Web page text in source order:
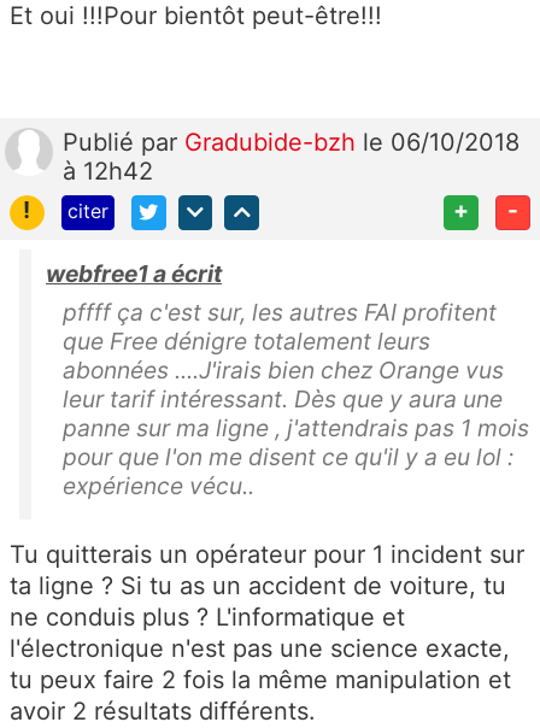
Et oui !!!Pour bientôt peut-être!!!
Publié par Gradubide-bzh le 06/10/2018
à 12h42
!
citer + -
webfree1 a écrit
pffff ça c'est sur, les autres FAI profitent
que Free dénigre totalement leurs
abonnées ....J'irais bien chez Orange vus
leur tarif intéressant. Dès que y aura une
panne sur ma ligne , j'attendrais pas 1 mois
pour que l'on me disent ce qu'il y a eu lol :
expérience vécu..
Tu quitterais un opérateur pour 1 incident sur
ta ligne ? Si tu as un accident de voiture, tu
ne conduis plus ? L'informatique et
l'électronique n'est pas une science exacte,
tu peux faire 2 fois la même manipulation et
avoir 2 résultats différents.